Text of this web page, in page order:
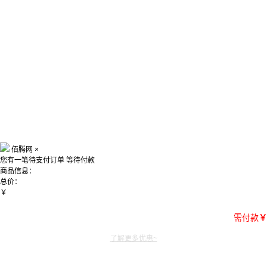
佰腾网 ×
您有一笔待支付订单 等待付款
商品信息：
总价：
￥
需付款￥
了解更多优惠~